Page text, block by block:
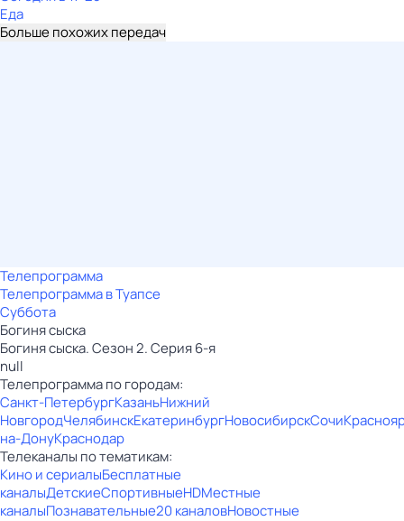
Еда
Больше похожих передач
Телепрограмма
Телепрограмма в Туапсе
Суббота
Богиня сыска
Богиня сыска. Сезон 2. Серия 6-я
null
Телепрограмма по городам:
Санкт-ПетербургКазаньНижний
НовгородЧелябинскЕкатеринбургНовосибирскСочи
на-ДонуКраснодар
Телеканалы по тематикам:
Кино и сериалыБесплатные
каналыДетскиеСпортивныеHDМестные
каналыПознавательные20 каналовНовостные